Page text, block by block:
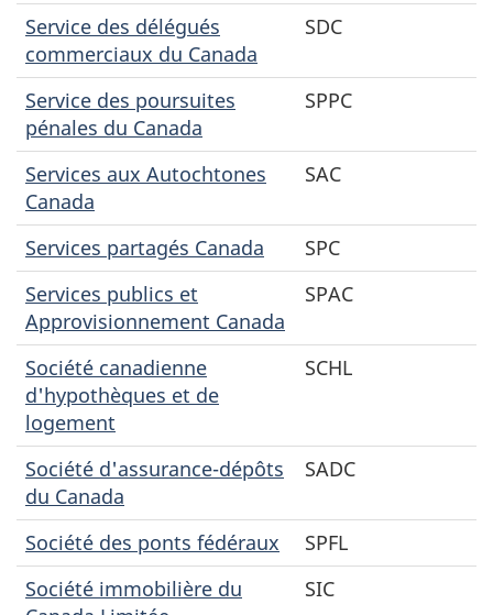
Service des délégués
commerciaux du Canada
SDC
Service des poursuites
pénales du Canada
SPPC
Services aux Autochtones
Canada
SAC
Services partagés Canada
SPC
Services publics et
Approvisionnement Canada
SPAC
Société canadienne
d'hypothèques et de
logement
SCHL
Société d'assurance-dépôts
du Canada
SADC
Société des ponts fédéraux
SPFL
Société immobilière du
SIC